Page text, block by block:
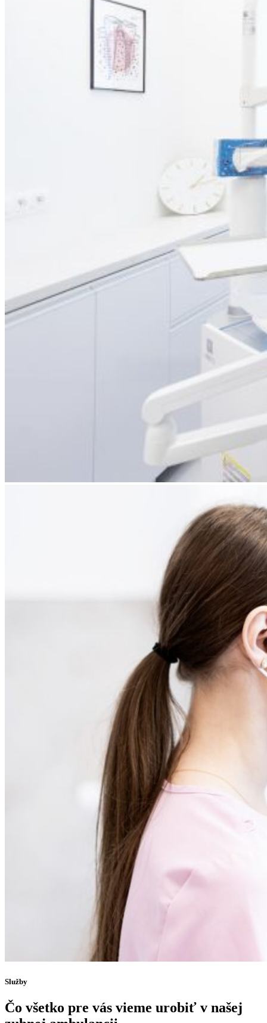
Služby
Čo všetko pre vás vieme urobiť v našej